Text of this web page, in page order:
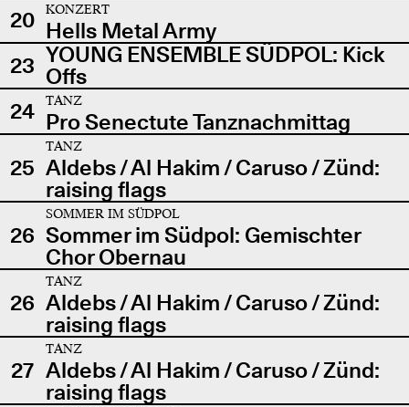
20
KONZERT
Hells Metal Army
23 YOUNG ENSEMBLE SÜDPOL: Kick
Offs
24
TANZ
Pro Senectute Tanznachmittag
25
TANZ
Aldebs / Al Hakim / Caruso / Zünd:
raising flags
26
SOMMER IM SÜDPOL
Sommer im Südpol: Gemischter
Chor Obernau
26
TANZ
Aldebs / Al Hakim / Caruso / Zünd:
raising flags
27
TANZ
Aldebs / Al Hakim / Caruso / Zünd:
raising flags